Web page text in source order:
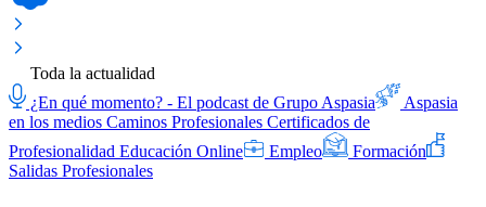
Toda la actualidad
¿En qué momento? - El podcast de Grupo Aspasia
Aspasia
en los medios Caminos Profesionales Certificados de
Profesionalidad Educación Online Empleo
Formación
Salidas Profesionales